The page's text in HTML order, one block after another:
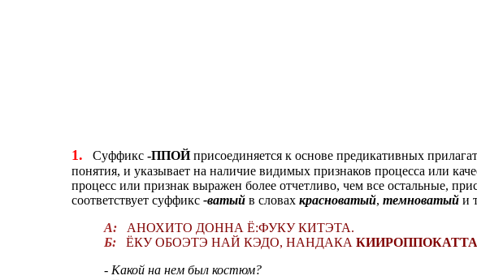
1. Суффикс -ППОЙприсоединяется к основе предикативных
понятия, и указывает на наличие видимых признаков процесса или
процесс или признак выражен более отчетливо, чем все остальные,
соответствует суффикс -ватый в словах красноватый, темноватый и
А:
АНОХИТО ДОННА Ё:ФУКУ КИТЭТА.
Б:
ЁКУ ОБОЭТЭ НАЙ КЭДО, НАНДАКА КИИРОППОКАТТА
- Какой на нем был костюм?